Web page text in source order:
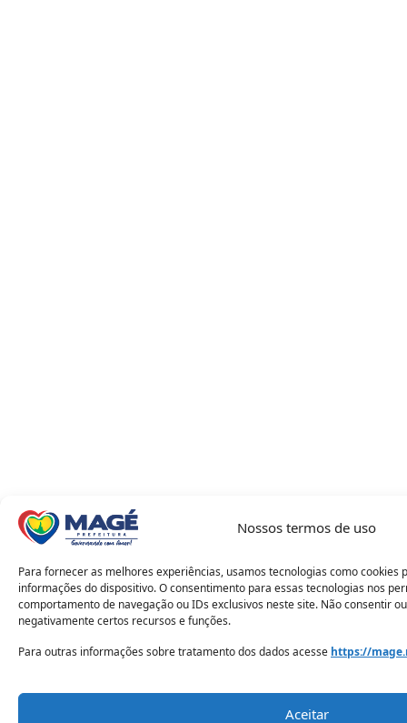
Nossos termos de uso
Para fornecer as melhores experiências, usamos tecnologias como cookies
informações do dispositivo. O consentimento para essas tecnologias nos
comportamento de navegação ou IDs exclusivos neste site. Não consentir
negativamente certos recursos e funções.
Para outras informações sobre tratamento dos dados acesse https://
Aceitar